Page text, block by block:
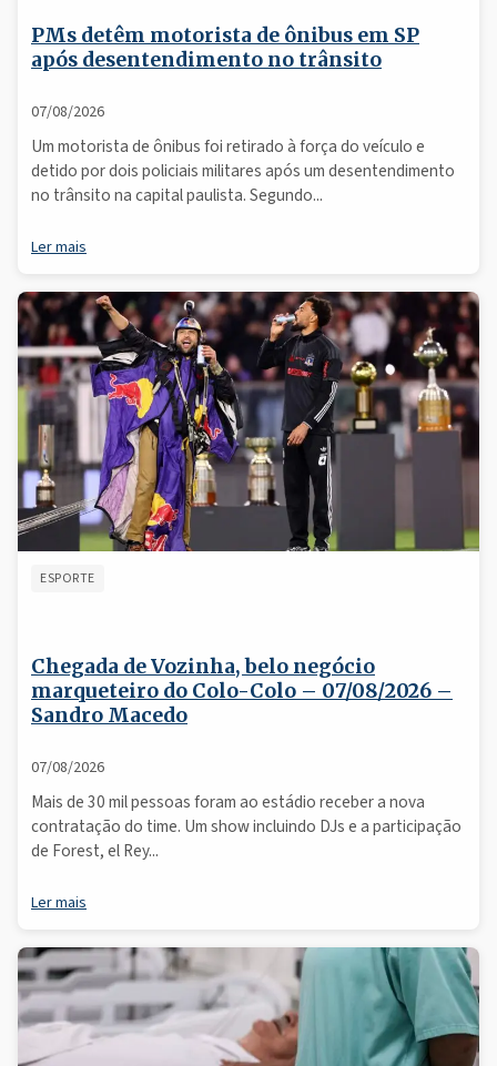
PMs detêm motorista de ônibus em SP
após desentendimento no trânsito
07/08/2026
Um motorista de ônibus foi retirado à força do veículo e
detido por dois policiais militares após um desentendimento
no trânsito na capital paulista. Segundo...
Ler mais
ESPORTE
Chegada de Vozinha, belo negócio
marqueteiro do Colo-Colo – 07/08/2026 –
Sandro Macedo
07/08/2026
Mais de 30 mil pessoas foram ao estádio receber a nova
contratação do time. Um show incluindo DJs e a participação
de Forest, el Rey...
Ler mais